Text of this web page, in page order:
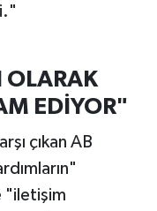
OLARAK
EDİYOR"
çıkan AB
"iletişim